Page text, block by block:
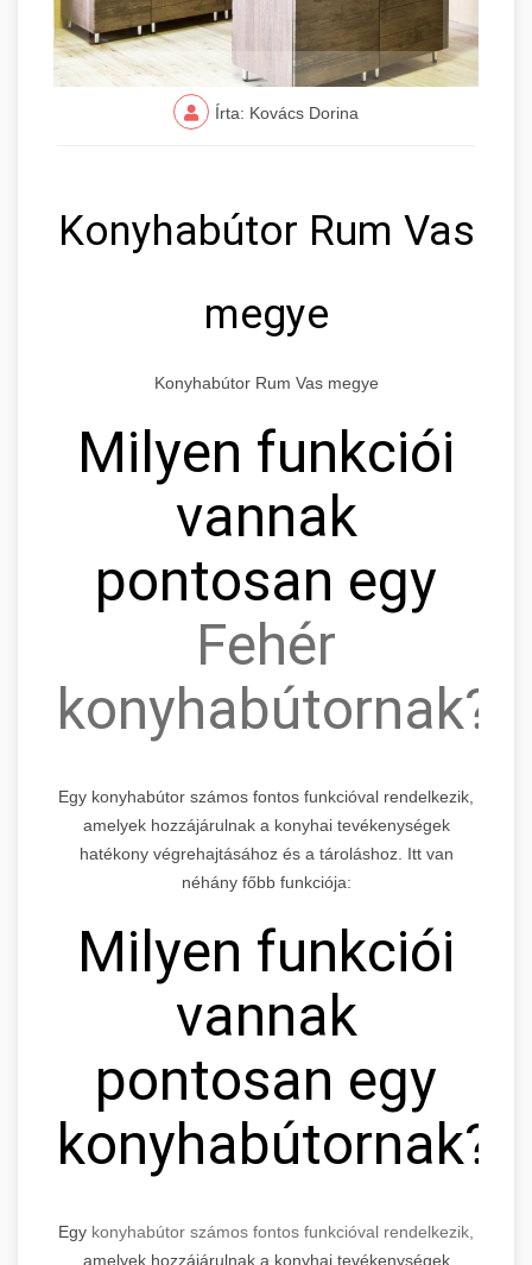
Írta: Kovács Dorina
Konyhabútor Rum Vas
megye
Konyhabútor Rum Vas megye
Milyen funkciói
vannak
pontosan egy
Fehér
konyhabútornak?
Egy konyhabútor számos fontos funkcióval rendelkezik,
amelyek hozzájárulnak a konyhai tevékenységek
hatékony végrehajtásához és a tároláshoz. Itt van
néhány főbb funkciója:
Milyen funkciói
vannak
pontosan egy
konyhabútornak?
Egy konyhabútor számos fontos funkcióval rendelkezik,
amelyek hozzájárulnak a konyhai tevékenységek